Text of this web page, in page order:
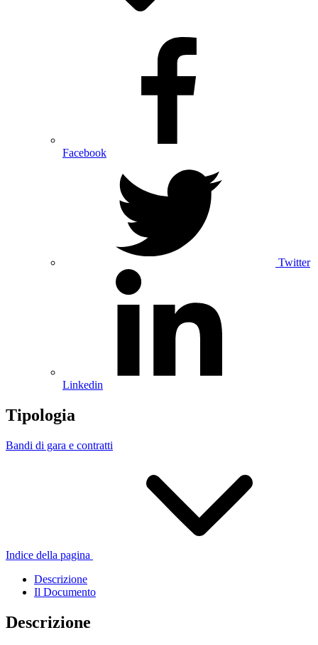
Facebook
Twitter
Linkedin
Tipologia
Bandi di gara e contratti
Indice della pagina
Descrizione
Il Documento
Descrizione